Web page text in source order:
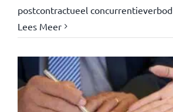
postcontractueel concurrentieverbod
Lees Meer